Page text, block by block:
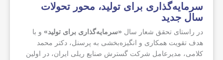
سرمایه‌گذاری برای تولید، محور تحولات
سال جدید
در راستای تحقق شعار سال «سرمایه‌گذاری برای تولید» و با
هدف تقویت همکاری و انگیزه‌بخشی به پرسنل، دکتر محمد
کلامی، مدیرعامل شرکت گسترش صنایع ریلی ایران، در اولین